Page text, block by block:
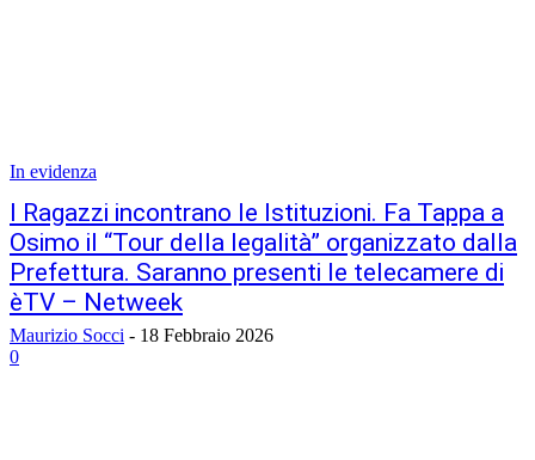
In evidenza
I Ragazzi incontrano le Istituzioni. Fa Tappa a
Osimo il “Tour della legalità” organizzato dalla
Prefettura. Saranno presenti le telecamere di
èTV – Netweek
Maurizio Socci - 18 Febbraio 2026
0